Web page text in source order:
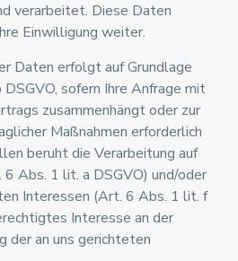
verarbeitet. Diese Daten
Einwilligung weiter.
Daten erfolgt auf Grundlage
sofern Ihre Anfrage mit
zusammenhängt oder zur
Maßnahmen erforderlich
beruht die Verarbeitung auf
Abs. 1 lit. a DSGVO) und/oder
Interessen (Art. 6 Abs. 1 lit. f
Interesse an der
der an uns gerichteten